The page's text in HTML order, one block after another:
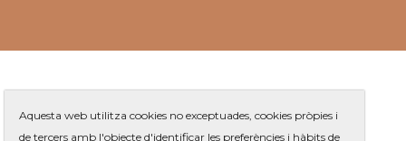
Aquesta web utilitza cookies no exceptuades, cookies pròpies i
de tercers amb l'objecte d'identificar les preferències i hàbits de